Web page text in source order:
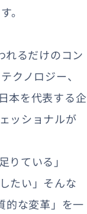
。
れるだけのコン
クノロジー、
本を代表する企
ッショナルが
りている」
たい」そんな
的な変革」を一